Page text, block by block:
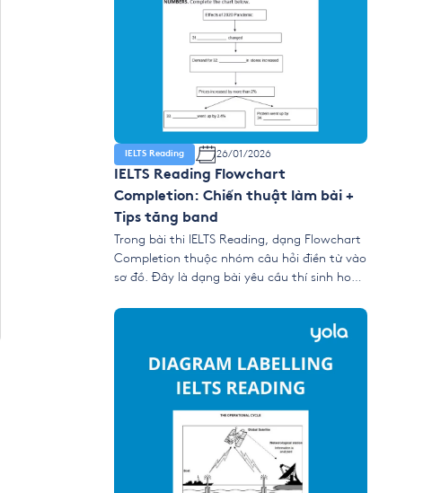
IELTS Reading 26/01/2026
IELTS Reading Flowchart
Completion: Chiến thuật làm bài +
Tips tăng band
Trong bài thi IELTS Reading, dạng Flowchart
Completion thuộc nhóm câu hỏi điền từ vào
sơ đồ. Đây là dạng bài yêu cầu thí sinh hoàn
sự kiện hoặc các bước diễn ra theo thứ tự
thời gian hoặc logic bằng cách lấy từ khóa